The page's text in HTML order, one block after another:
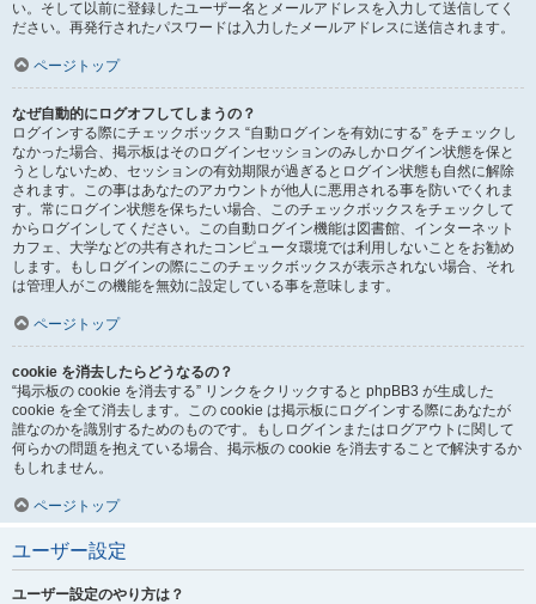
い。そして以前に登録したユーザー名とメールアドレスを入力して送信してく
ださい。再発行されたパスワードは入力したメールアドレスに送信されます。
ページトップ
なぜ自動的にログオフしてしまうの？
ログインする際にチェックボックス “自動ログインを有効にする” をチェックし
なかった場合、掲示板はそのログインセッションのみしかログイン状態を保と
うとしないため、セッションの有効期限が過ぎるとログイン状態も自然に解除
されます。この事はあなたのアカウントが他人に悪用される事を防いでくれま
す。常にログイン状態を保ちたい場合、このチェックボックスをチェックして
からログインしてください。この自動ログイン機能は図書館、インターネット
カフェ、大学などの共有されたコンピュータ環境では利用しないことをお勧め
します。もしログインの際にこのチェックボックスが表示されない場合、それ
は管理人がこの機能を無効に設定している事を意味します。
ページトップ
cookie を消去したらどうなるの？
“掲示板の cookie を消去する” リンクをクリックすると phpBB3 が生成した
cookie を全て消去します。この cookie は掲示板にログインする際にあなたが
誰なのかを識別するためのものです。もしログインまたはログアウトに関して
何らかの問題を抱えている場合、掲示板の cookie を消去することで解決するか
もしれません。
ページトップ
ユーザー設定
ユーザー設定のやり方は？